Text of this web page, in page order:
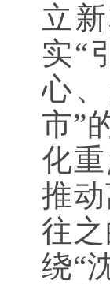
立
实“
心
市”
化
推
往
绕“